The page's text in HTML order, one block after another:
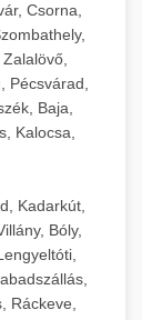
Csorna,
Pécsvárad,
Baja,
Kalocsa,
Kadarkút,
Bóly,
Ráckeve,